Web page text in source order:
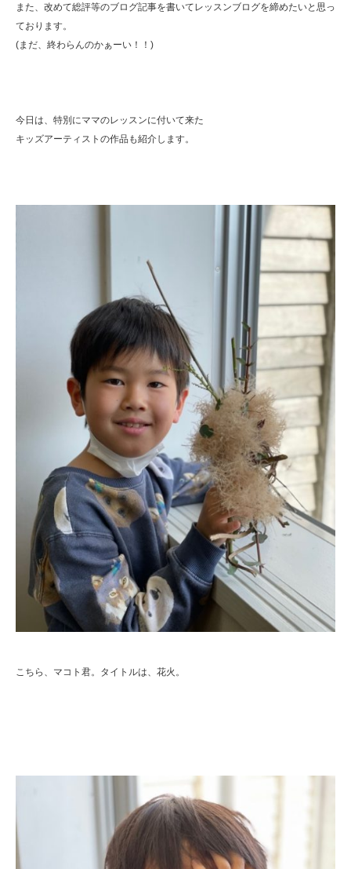
また、改めて総評等のブログ記事を書いてレッスンブログを締めたいと思っ
ております。
(まだ、終わらんのかぁーい！！)
今日は、特別にママのレッスンに付いて来た
キッズアーティストの作品も紹介します。
こちら、マコト君。タイトルは、花火。